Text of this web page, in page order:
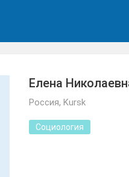
Елена
Россия, Kursk
Социология